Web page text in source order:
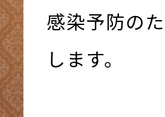
感染予防の
します。